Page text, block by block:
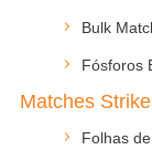
Bulk
Fósforos
Matches
Folhas